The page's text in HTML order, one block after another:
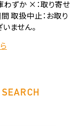
ずか ×：取り寄せ
取扱中止：お取り
ません。